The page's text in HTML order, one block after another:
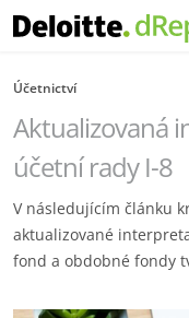
Účetnictví
Aktualizovaná
účetní rady I-8
V následujícím článku
aktualizované
fond a obdobné fondy